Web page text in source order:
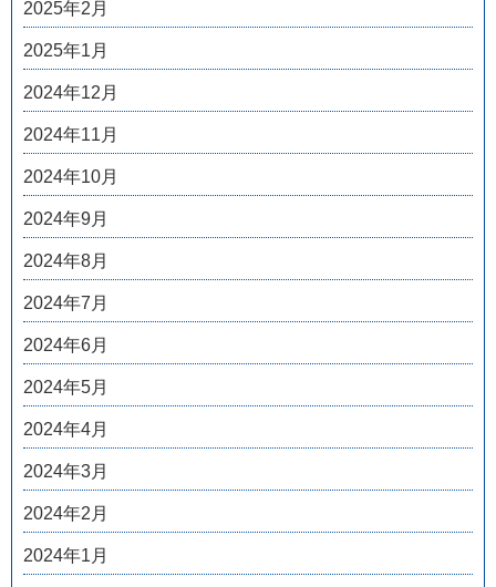
2025年2月
2025年1月
2024年12月
2024年11月
2024年10月
2024年9月
2024年8月
2024年7月
2024年6月
2024年5月
2024年4月
2024年3月
2024年2月
2024年1月